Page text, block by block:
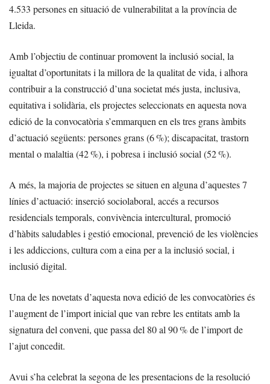
4.533 persones en situació de vulnerabilitat a la província de
Lleida.
Amb l’objectiu de continuar promovent la inclusió social, la
igualtat d’oportunitats i la millora de la qualitat de vida, i alhora
contribuir a la construcció d’una societat més justa, inclusiva,
equitativa i solidària, els projectes seleccionats en aquesta nova
edició de la convocatòria s’emmarquen en els tres grans àmbits
d’actuació següents: persones grans (6 %); discapacitat, trastorn
mental o malaltia (42 %), i pobresa i inclusió social (52 %).
A més, la majoria de projectes se situen en alguna d’aquestes 7
línies d’actuació: inserció sociolaboral, accés a recursos
residencials temporals, convivència intercultural, promoció
d’hàbits saludables i gestió emocional, prevenció de les violències
i les addiccions, cultura com a eina per a la inclusió social, i
inclusió digital.
Una de les novetats d’aquesta nova edició de les convocatòries és
l’augment de l’import inicial que van rebre les entitats amb la
signatura del conveni, que passa del 80 al 90 % de l’import de
l’ajut concedit.
Avui s’ha celebrat la segona de les presentacions de la resolució